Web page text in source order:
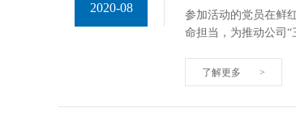
2020-08
参加活动的党员在鲜
命担当，为推动公司“
了解更多 >